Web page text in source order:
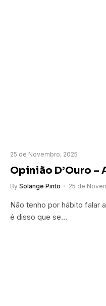
25 de Novembro, 2025
Opinião D’Ouro
By Solange Pinto 25 de
Não tenho por hábito falar
é disso que se…